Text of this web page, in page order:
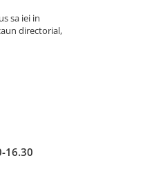
sa iei in
directorial,
16.30